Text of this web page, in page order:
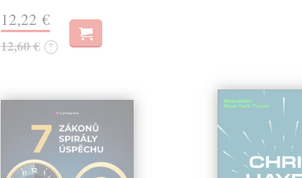
12,22 €
12,60 € ?